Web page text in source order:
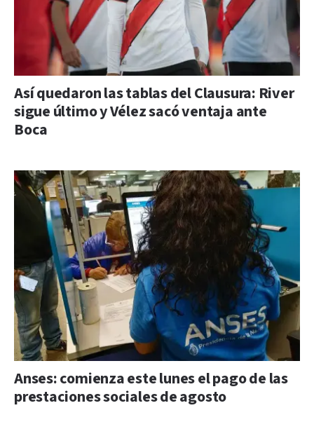
Así quedaron las tablas del Clausura: River
sigue último y Vélez sacó ventaja ante
Boca
Anses: comienza este lunes el pago de las
prestaciones sociales de agosto